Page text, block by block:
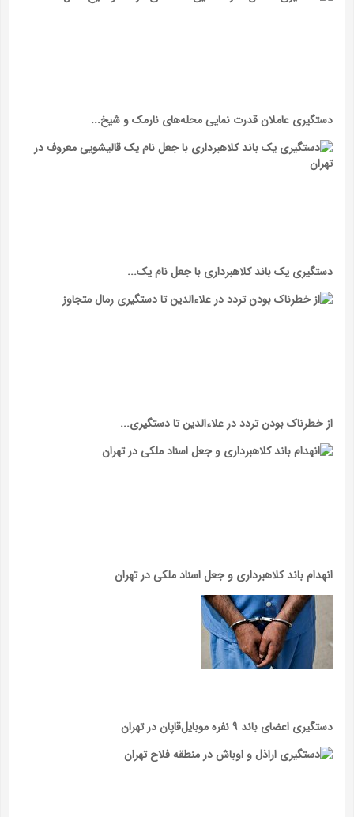
دستگیری عاملان قدرت نمایی محله‌های نارمک و شیخ...
دستگیری یک باند کلاهبرداری با جعل نام یک...
از خطرناک بودن تردد در علاءالدین تا دستگیری...
انهدام باند کلاهبرداری و جعل اسناد ملکی در تهران
دستگیری اعضای باند ۹ نفره موبایل‌قاپان در تهران